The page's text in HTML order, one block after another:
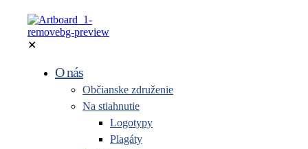
✕
O nás
Občianske združenie
Na stiahnutie
Logotypy
Plagáty